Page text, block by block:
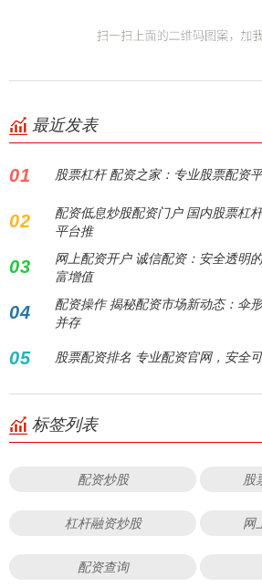
最近发表
01 股票杠杆 配资之家：专业股票配资
02
配资低息炒股配资门户 国内股票杠
平台推
03
网上配资开户 诚信配资：安全透明
富增值
04
配资操作 揭秘配资市场新动态：伞
并存
05 股票配资排名 专业配资官网
标签列表
配资炒股 股
杠杆融资炒股 网
配资查询